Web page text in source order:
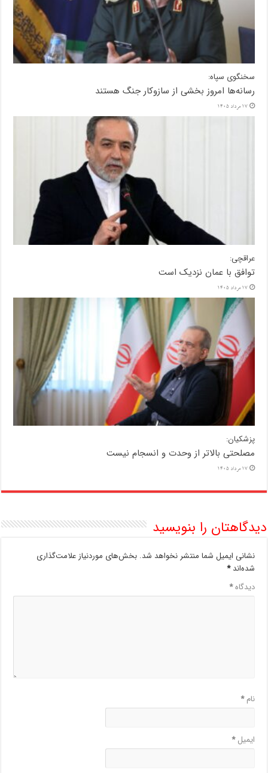
سخنگوی سپاه:
رسانه‌ها امروز بخشی از سازوکار جنگ هستند
17 مرداد 1405
عراقچی:
توافق با عمان نزدیک است
17 مرداد 1405
پزشکیان:
مصلحتی بالاتر از وحدت و انسجام نیست
17 مرداد 1405
دیدگاهتان را بنویسید
نشانی ایمیل شما منتشر نخواهد شد. بخش‌های موردنیاز علامت‌گذاری
شده‌اند*
دیدگاه*
نام*
ایمیل*